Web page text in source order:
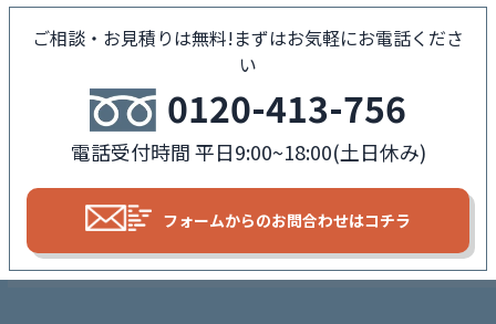
ご相談・お見積りは無料!まずはお気軽にお電話くださ
い
0120-413-756
電話受付時間 平日9:00~18:00(土日休み)
フォームからのお問合わせはコチラ